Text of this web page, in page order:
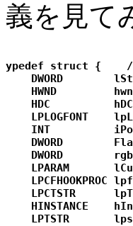
義を見て
ypedef struct {
DWORD
HWND
HDC
LPLOGFONT
INT
DWORD
DWORD
LPARAM
LPCFHOOKPROC
LPCTSTR
HINSTANCE
LPTSTR